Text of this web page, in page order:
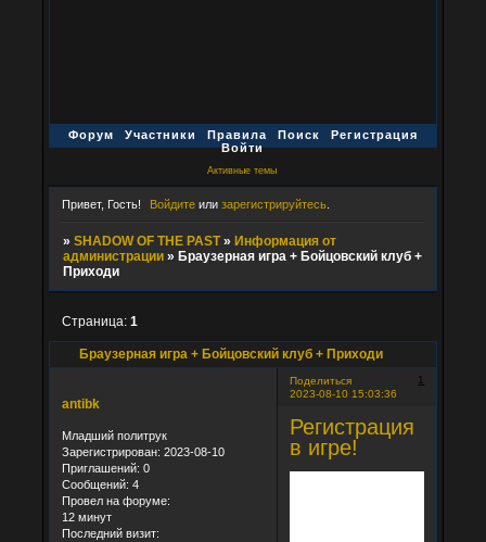
Форум Участники Правила Поиск
Регистрация
Войти
Активные темы
Привет, Гость! Войдите илизарегистрируйтесь
» SHADOW OF THE PAST » Информация от
администрации » Браузерная игра + Бойцовский клуб +
Приходи
Браузерная игра + Бойцовский клуб + Приходи
Страница: 1
Поделиться
1
2023-08-10 15:03:36
antibk
Младший политрук
Зарегистрирован: 2023-08-10
Приглашений: 0
Сообщений: 4
Провел на форуме:
12 минут
Последний визит:
Регистрация
в игре!